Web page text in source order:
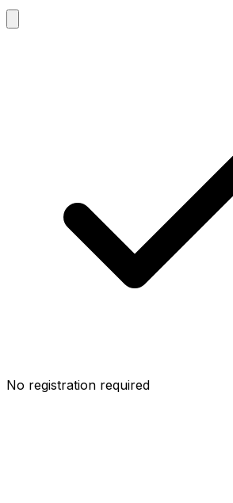
No registration required